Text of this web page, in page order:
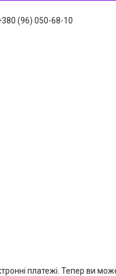
(96) 050-68-10
платежі. Тепер ви